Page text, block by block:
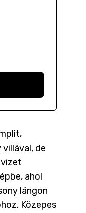
de
ahol
lángon
Közepes